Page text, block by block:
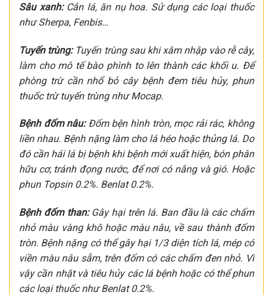
Sâu xanh:Cắn lá, ăn nụ hoa. Sử dụng các loại thuốc
như Sherpa, Fenbis…
Tuyến trùng:Tuyến trùng sau khi xâm nhập vào rễ cây,
làm cho mô tế bào phình to lên thành các khối u. Để
phòng trừ cần nhổ bỏ cây bệnh đem tiêu hủy, phun
thuốc trừ tuyến trùng như Mocap.
Bệnh đốm nâu:Đốm bện hình tròn, mọc rải rác, không
liền nhau. Bệnh nặng làm cho lá héo hoặc thủng lá. Do
đó cần hái lá bị bệnh khi bệnh mới xuất hiện, bón phân
hữu cơ, tránh đọng nước, để nơi có nắng và gió. Hoặc
phun Topsin 0.2%. Benlat 0.2%.
Bệnh đốm than:Gây hại trên lá. Ban đầu là các chấm
nhỏ màu vàng khô hoặc màu nâu, về sau thành đốm
tròn. Bệnh nặng có thể gây hại 1/3 diện tích lá, mép có
viền màu nâu sẫm, trên đốm có các chấm đen nhỏ. Vì
vậy cần nhặt và tiêu hủy các lá bệnh hoặc có thể phun
các loại thuốc như Benlat 0.2%.